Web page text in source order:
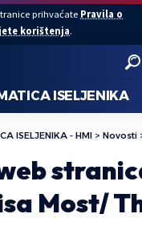
prihvaćate Pravila o
korištenja.
ISELJENIKA
ISELJENIKA - HMI > Novosti
Most/